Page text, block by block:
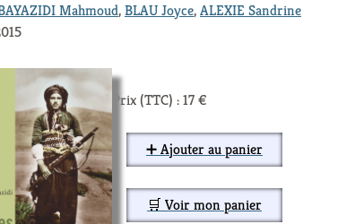
Mahmoud,BLAU Joyce,ALEXIE Sandrine
Prix (TTC) : 17 €
➕ Ajouter au panier
🛒 Voir mon panier